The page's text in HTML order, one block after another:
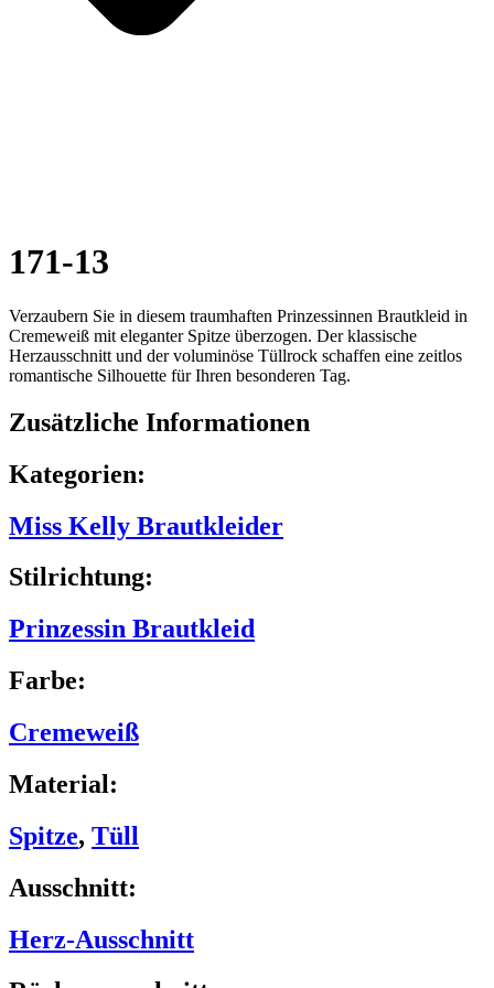
171-13
Verzaubern Sie in diesem traumhaften Prinzessinnen Brautkleid in
Cremeweiß mit eleganter Spitze überzogen. Der klassische
Herzausschnitt und der voluminöse Tüllrock schaffen eine zeitlos
romantische Silhouette für Ihren besonderen Tag.
Zusätzliche Informationen
Kategorien:
Miss Kelly Brautkleider
Stilrichtung:
Prinzessin Brautkleid
Farbe:
Cremeweiß
Material:
Spitze, Tüll
Ausschnitt:
Herz-Ausschnitt